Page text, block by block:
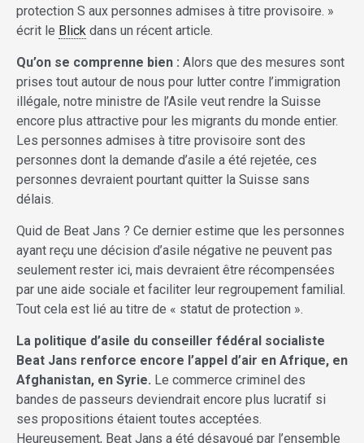
protection S aux personnes admises à titre provisoire. »
écrit le Blick dans un récent article.
Qu’on se comprenne bien : Alors que des mesures sont
prises tout autour de nous pour lutter contre l’immigration
illégale, notre ministre de l’Asile veut rendre la Suisse
encore plus attractive pour les migrants du monde entier.
Les personnes admises à titre provisoire sont des
personnes dont la demande d’asile a été rejetée, ces
personnes devraient pourtant quitter la Suisse sans
délais.
Quid de Beat Jans ? Ce dernier estime que les personnes
ayant reçu une décision d’asile négative ne peuvent pas
seulement rester ici, mais devraient être récompensées
par une aide sociale et faciliter leur regroupement familial.
Tout cela est lié au titre de « statut de protection ».
La politique d’asile du conseiller fédéral socialiste
Beat Jans renforce encore l’appel d’air en Afrique, en
Afghanistan, en Syrie. Le commerce criminel des
bandes de passeurs deviendrait encore plus lucratif si
ses propositions étaient toutes acceptées.
Heureusement, Beat Jans a été désavoué par l’ensemble